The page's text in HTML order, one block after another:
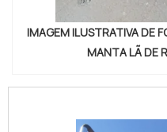
IMAGEM ILUSTRATIVA DE
MANTA LÃ DE